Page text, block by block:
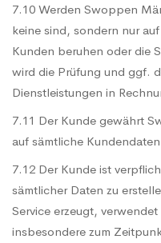
7.10 Werden Swoppen
keine sind, sondern nur
Kunden beruhen oder die
wird die Prüfung und ggf.
Dienstleistungen in
7.11 Der Kunde gewährt
auf sämtliche
7.12 Der Kunde ist
sämtlicher Daten zu
Service erzeugt,
insbesondere zum